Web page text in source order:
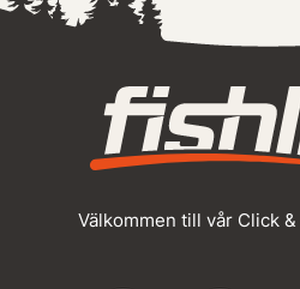
Välkommen till vår Click